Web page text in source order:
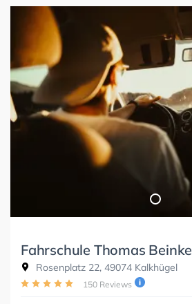
Fahrschule Thomas Beinke
Rosenplatz 22, 49074 Kalkhügel
150 Reviews